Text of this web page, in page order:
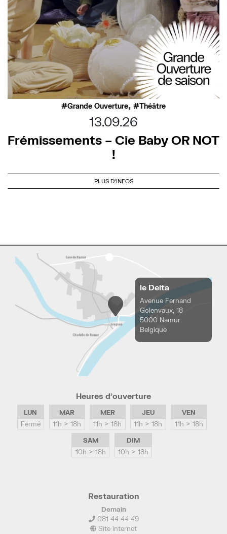
Grande Ouverture, Théâtre
13.09.26
Frémissements – Cie Baby OR NOT
!
PLUS D'INFOS
le Delta
Avenue Fernand
Golenvaux, 18
5000 Namur
Belgique
Heures d’ouverture
LUN
Fermé
MAR
11h > 18h
MER
11h > 18h
JEU
11h > 18h
VEN
11h > 18h
SAM
10h > 18h
DIM
10h > 18h
Restauration
Demain
081 44 44 49
Site internet